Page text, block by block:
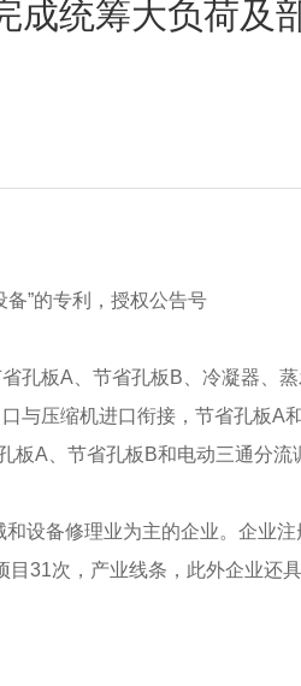
成统筹大负荷及
”的专利，授权公告号
孔板A、节省孔板B、冷凝器、
与压缩机进口衔接，节省孔板A
板A、节省孔板B和电动三通分流
设备修理业为主的企业。企业注
目31次，产业线条，此外企业还具